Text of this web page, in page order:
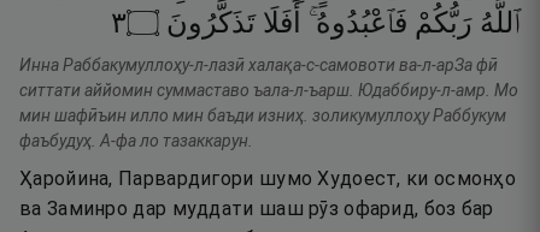
ٱللَّهُ رَبُّكُمْ فَٱعْبُدُوهُ ۚ أَفَلَا تَذَكَّرُونَ ۝٣
Инна Раббакумуллоҳу-л-лазӣ халақа-с-самовоти ва-л-арЗа фӣ
ситтати аййомин суммаставо ъала-л-ъарш. Юдаббиру-л-амр. Мо
мин шафӣъин илло мин баъди изниҳ. золикумуллоҳу Раббукум
фаъбудуҳ. А-фа ло тазаккарун.
Ҳаройина, Парвардигори шумо Худоест, ки осмонҳо
ва Заминро дар муддати шаш рӯз офарид, боз бар